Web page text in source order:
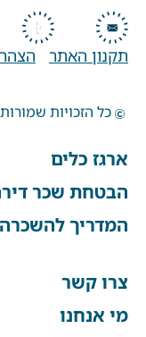
תקנון האתר
כל הזכויות שמורות
ארגז כלים
הבטחת שכר
המדריך
צרו קשר
מי אנחנו